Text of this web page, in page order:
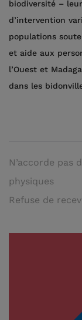
biodiversité –
d’intervention
populations
et aide aux
l’Ouest et
dans les
N’accorde pas
physiques
Refuse de